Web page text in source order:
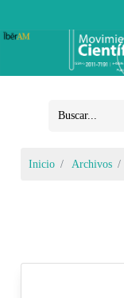
Inicio Archivos